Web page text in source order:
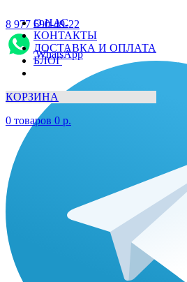
О НАС
КОНТАКТЫ
ДОСТАВКА И ОПЛАТА
БЛОГ
КОРЗИНА
0 товаров 0 р.
8 977 690-49-22
WhatsApp